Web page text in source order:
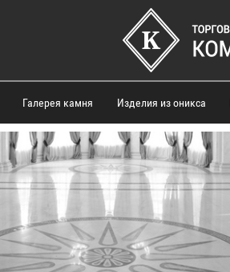
Галерея камня Изделия из оникса